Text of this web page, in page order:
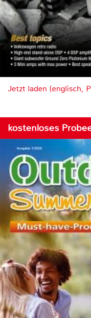
Jetzt laden (englisch,
kostenloses